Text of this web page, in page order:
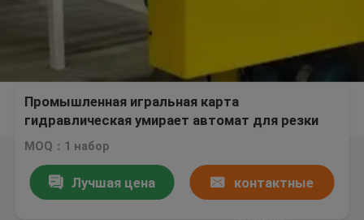
Промышленная игральная карта
гидравлическая умирает автомат для резки
полноавтоматический
MOQ：1 набор
Лучшая цена контактные